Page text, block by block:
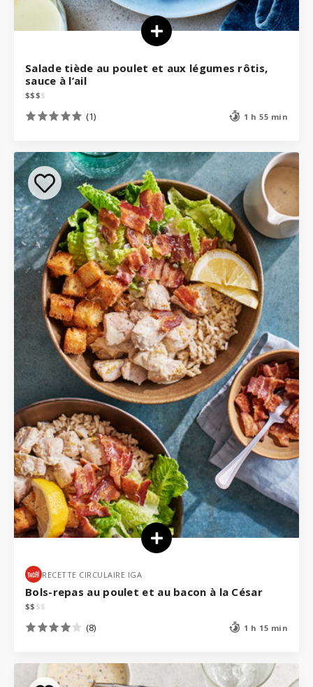
Salade tiède au poulet et aux légumes rôtis,
sauce à l’ail
$$$$
(1) 1 h 55 min
RECETTE CIRCULAIRE IGA
Bols-repas au poulet et au bacon à la César
$$ $$
(8) 1 h 15 min